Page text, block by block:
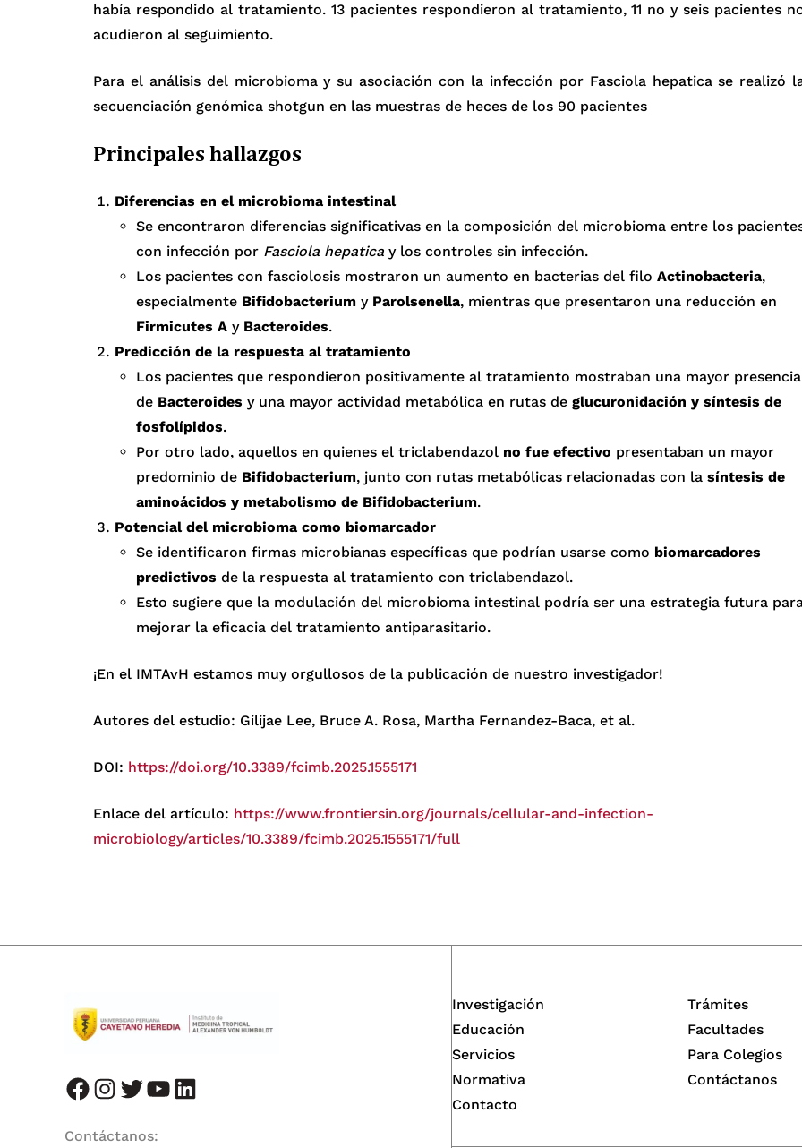
había respondido al tratamiento. 13 pacientes respondieron al tratamiento, 11 no y seis pacientes
acudieron al seguimiento.
Para el análisis del microbioma y su asociación con la infección por Fasciola hepatica se realizó
secuenciación genómica shotgun en las muestras de heces de los 90 pacientes
Principales hallazgos
Diferencias en el microbioma intestinal
Se encontraron diferencias significativas en la composición del microbioma entre los
con infección por Fasciola hepatica y los controles sin infección.
Los pacientes con fasciolosis mostraron un aumento en bacterias del filo Actinobacteria,
especialmente Bifidobacterium y Parolsenella, mientras que presentaron una reducción en
Firmicutes A y Bacteroides.
Predicción de la respuesta al tratamiento
Los pacientes que respondieron positivamente al tratamiento mostraban una mayor presencia
de Bacteroides y una mayor actividad metabólica en rutas de glucuronidación y síntesis de
fosfolípidos.
Por otro lado, aquellos en quienes el triclabendazol no fue efectivo presentaban un mayor
predominio de Bifidobacterium, junto con rutas metabólicas relacionadas con la síntesis de
aminoácidos y metabolismo de Bifidobacterium.
Potencial del microbioma como biomarcador
Se identificaron firmas microbianas específicas que podrían usarse como biomarcadores
predictivos de la respuesta al tratamiento con triclabendazol.
Esto sugiere que la modulación del microbioma intestinal podría ser una estrategia futura
mejorar la eficacia del tratamiento antiparasitario.
¡En el IMTAvH estamos muy orgullosos de la publicación de nuestro investigador!
Autores del estudio: Gilijae Lee, Bruce A. Rosa, Martha Fernandez-Baca, et al.
DOI: https://doi.org/10.3389/fcimb.2025.1555171
Enlace del artículo: https://www.frontiersin.org/journals/cellular-and-infection-
microbiology/articles/10.3389/fcimb.2025.1555171/full
facebook instagram twitter youtube LinkedIn
Contáctanos:
Investigación
Educación
Servicios
Normativa
Contacto
Trámites
Facultades
Para Colegios
Contáctanos